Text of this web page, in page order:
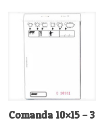
Comanda 10×15 – 3